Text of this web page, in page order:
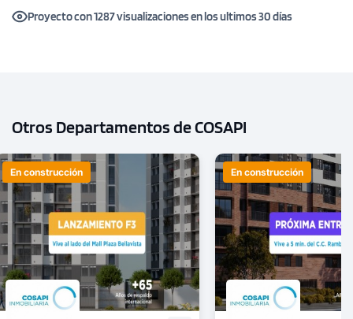
Proyecto con 1287 visualizaciones en los ultimos 30 días
Otros Departamentos de COSAPI
En construcción En construcción